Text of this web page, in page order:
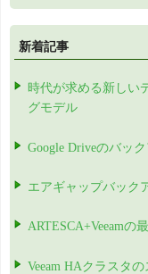
新着記事
時代が求める新しい
グモデル
Google Driveのバッ
エアギャップバック
ARTESCA+Veeamの
Veeam HAクラスタ